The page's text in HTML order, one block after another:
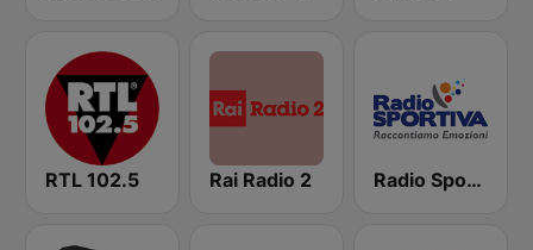
RTL 102.5 Rai Radio 2 Radio Sportiva